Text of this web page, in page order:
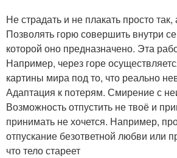
Не страдать и не плакать просто
Позволять горю совершить внутри
которой оно предназначено. Эта
Например, через горе
картины мира под то, что реально
Адаптация к потерям. Смирение с
Возможность отпустить не твоё и
принимать не хочется. Например,
отпускание безответной любви или
что тело стареет